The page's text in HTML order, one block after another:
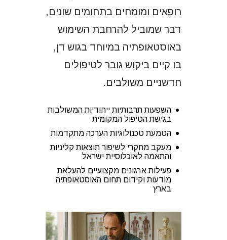
רופאים ומומחים בתחומים שונים,
דבר שמוביל להרחבת השימוש
באוסטאופתיה במיוחד בגוש דן,
בו קיים ביקוש גובר לטיפולים
חדשניים משולבים.
השפעות תרבותיות ייחודיות המשולבות
בגישת הטיפול המקומית
הטמעת טכנולוגיות הערכה מתקדמות
מעקב מחקרי לשיפור תוצאות קליניות
והתאמה לאוכלוסיית ישראל
פעילות ארגונים מקצועיים להעלאת
מודעות וקידום תחום האוסטאופתיה
בארץ